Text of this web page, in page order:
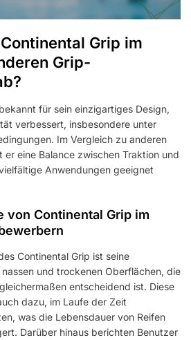
Grip im
Grip-
für sein einzigartiges Design,
verbessert, insbesondere unter
Im Vergleich zu anderen
er eine Balance zwischen Traktion und
Anwendungen geeignet
von Continental Grip im
Continental Grip ist seine
und trockenen Oberflächen, die
entscheidend ist. Diese
dazu, im Laufe der Zeit
was die Lebensdauer von Reifen
Darüber hinaus berichten Benutzer